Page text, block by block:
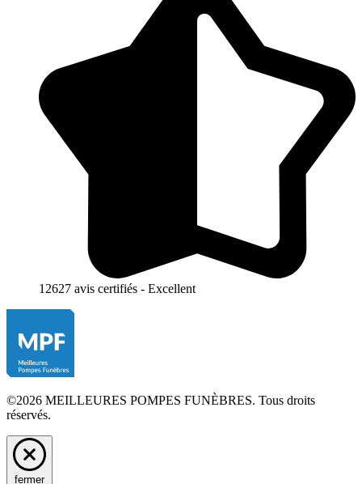
12627 avis certifiés - Excellent
©2026 MEILLEURES POMPES FUNÈBRES. Tous droits
réservés.
fermer